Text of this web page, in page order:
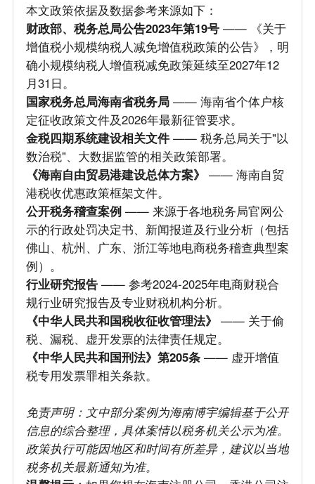
本文政策依据及数据参考来源如下：
财政部、税务总局公告2023年第19号—— 《关于
增值税小规模纳税人减免增值税政策的公告》，明
确小规模纳税人增值税减免政策延续至2027年12
月31日。
国家税务总局海南省税务局—— 海南省个体户核
定征收政策文件及2026年最新征管要求。
金税四期系统建设相关文件—— 税务总局关于"以
数治税"、大数据监管的相关政策部署。
《海南自由贸易港建设总体方案》 —— 海南自贸
港税收优惠政策框架文件。
公开税务稽查案例—— 来源于各地税务局官网公
示的行政处罚决定书、新闻报道及行业分析（包括
佛山、杭州、广东、浙江等地电商税务稽查典型案
例）。
行业研究报告—— 参考2024-2025年电商财税合
规行业研究报告及专业财税机构分析。
《中华人民共和国税收征收管理法》 —— 关于偷
税、漏税、虚开发票的法律责任规定。
《中华人民共和国刑法》第205条—— 虚开增值
税专用发票罪相关条款。
免责声明：文中部分案例为海南博宇编辑基于公开
信息的综合整理，具体案情以税务机关公示为准。
政策执行可能因地区和时间有所差异，建议以当地
税务机关最新通知为准。